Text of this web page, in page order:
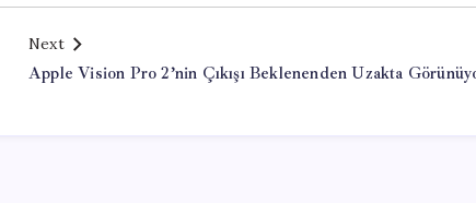
Next
Apple Vision Pro 2’nin Çıkışı Beklenenden Uzakta